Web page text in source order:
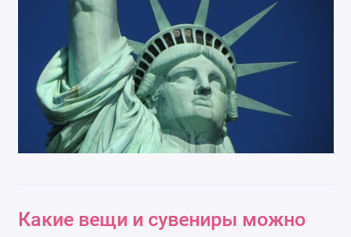
Какие вещи и сувениры можно